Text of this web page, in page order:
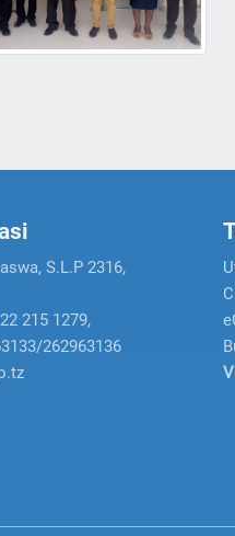
S.L.P 2316,
215 1279,
262963136